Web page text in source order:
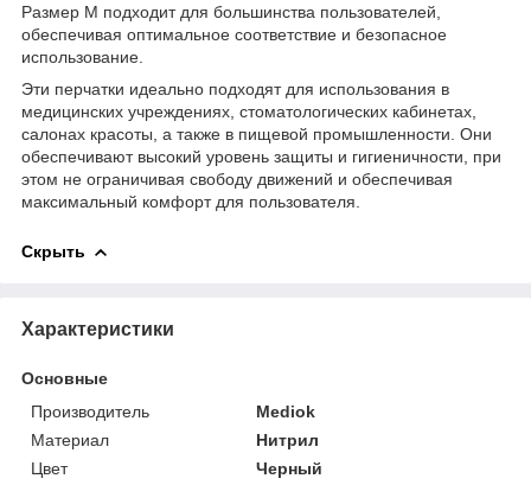
Размер М подходит для большинства пользователей,
обеспечивая оптимальное соответствие и безопасное
использование.
Эти перчатки идеально подходят для использования в
медицинских учреждениях, стоматологических кабинетах,
салонах красоты, а также в пищевой промышленности. Они
обеспечивают высокий уровень защиты и гигиеничности, при
этом не ограничивая свободу движений и обеспечивая
максимальный комфорт для пользователя.
Скрыть
Характеристики
Основные
Производитель
Mediok
Материал
Нитрил
Цвет
Черный